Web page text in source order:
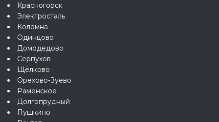
Красногорск
Электросталь
Коломна
Одинцово
Домодедово
Серпухов
Щёлково
Орехово-Зуево
Раменское
Долгопрудный
Пушкино